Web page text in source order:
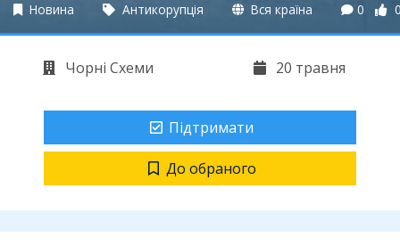
Новина Антикорупція Вся країна 0
Чорні Схеми 20 травня
Підтримати
До обраного